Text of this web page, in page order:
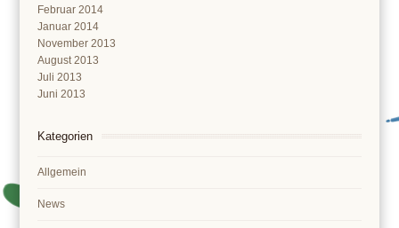
Februar 2014
Januar 2014
November 2013
August 2013
Juli 2013
Juni 2013
Kategorien
Allgemein
News